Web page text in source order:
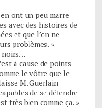
ont un peu marre
avec des histoires de
et que l’on ne
problèmes. »
noirs…
à cause de points
le vôtre que le
M. Guerlain
de se défendre
très bien comme ça. »